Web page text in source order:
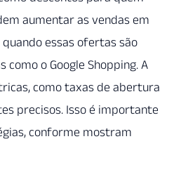
aumentar as vendas em
quando essas ofertas são
o Google Shopping. A
como taxas de abertura
precisos. Isso é importante
conforme mostram